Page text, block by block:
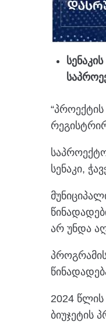
სენაკი,
არ უნდა
2024
ბიუჯეტის